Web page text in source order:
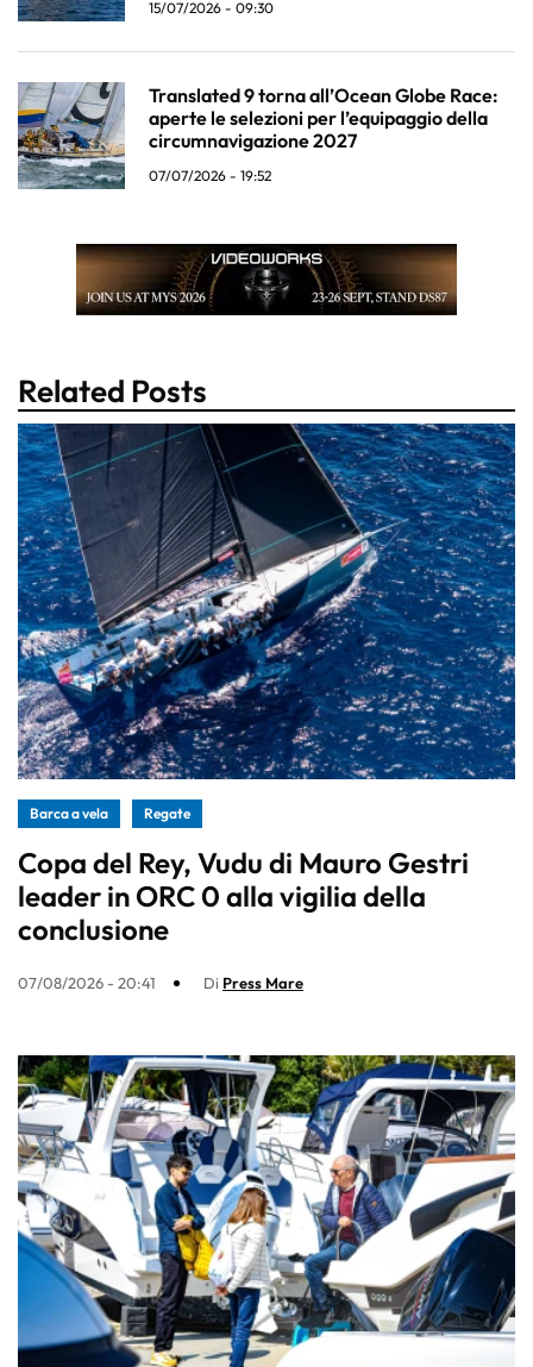
15/07/2026 - 09:30
Translated 9 torna all’Ocean Globe Race:
aperte le selezioni per l’equipaggio della
circumnavigazione 2027
07/07/2026 - 19:52
Related Posts
Barca a vela Regate
Copa del Rey, Vudu di Mauro Gestri
leader in ORC 0 alla vigilia della
conclusione
07/08/2026 - 20:41 Di Press Mare